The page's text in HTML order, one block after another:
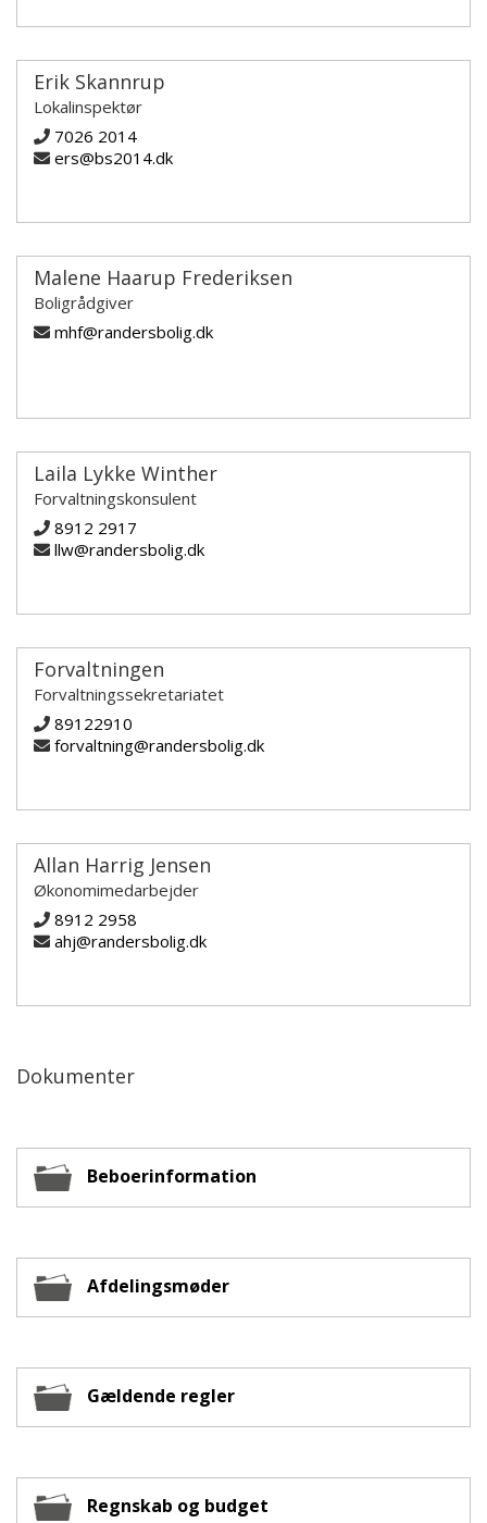
Erik Skannrup
Lokalinspektør
7026 2014
ers@bs2014.dk
Malene Haarup Frederiksen
Boligrådgiver
mhf@randersbolig.dk
Laila Lykke Winther
Forvaltningskonsulent
8912 2917
llw@randersbolig.dk
Forvaltningen
Forvaltningssekretariatet
89122910
forvaltning@randersbolig.dk
Allan Harrig Jensen
Økonomimedarbejder
8912 2958
ahj@randersbolig.dk
Dokumenter
Beboerinformation
Afdelingsmøder
Gældende regler
Regnskab og budget